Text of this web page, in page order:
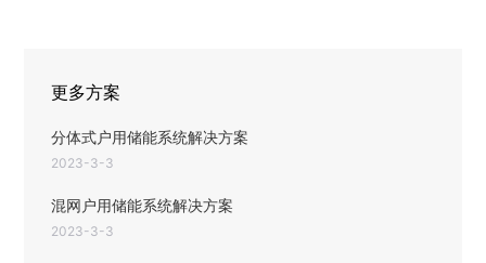
更多方案
分体式户用储能系统解决方案
2023-3-3
混网户用储能系统解决方案
2023-3-3